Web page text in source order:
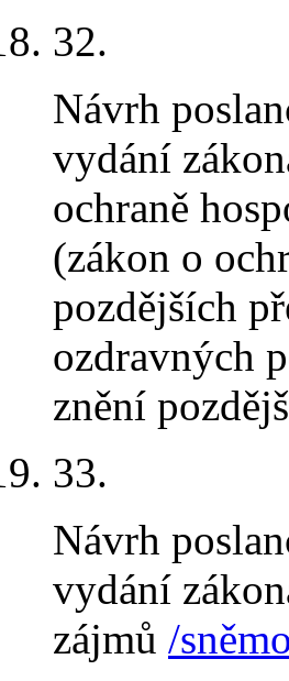
32.
Návrh
vydání
ochraně
(zákon o
pozdějších
ozdravných
znění
33.
Návrh
vydání
zájmů /